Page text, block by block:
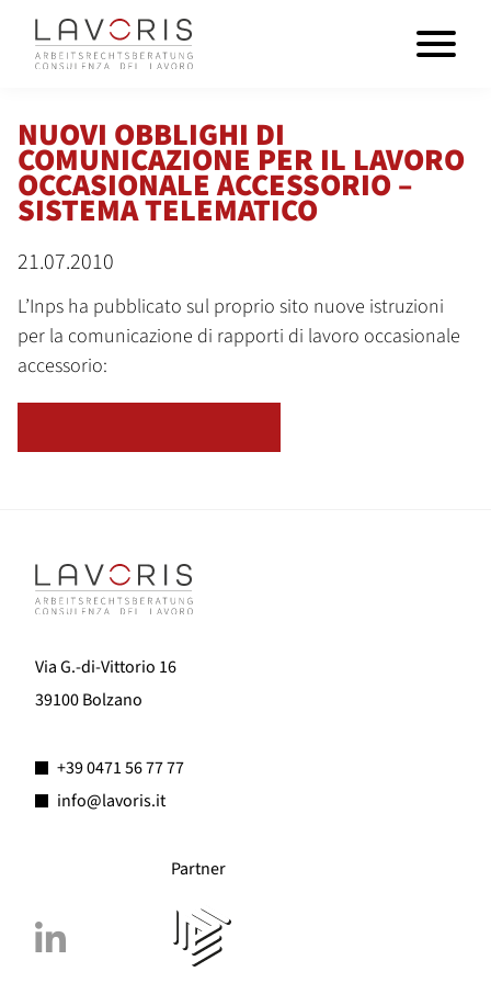
NUOVI OBBLIGHI DI
COMUNICAZIONE PER IL LAVORO
OCCASIONALE ACCESSORIO –
SISTEMA TELEMATICO
21.07.2010
L’Inps ha pubblicato sul proprio sito nuove istruzioni
per la comunicazione di rapporti di lavoro occasionale
accessorio:
Via G.-di-Vittorio 16
39100 Bolzano
+39 0471 56 77 77
info@lavoris.it
Partner